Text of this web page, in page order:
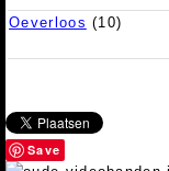
Oeverloos (10)
Save